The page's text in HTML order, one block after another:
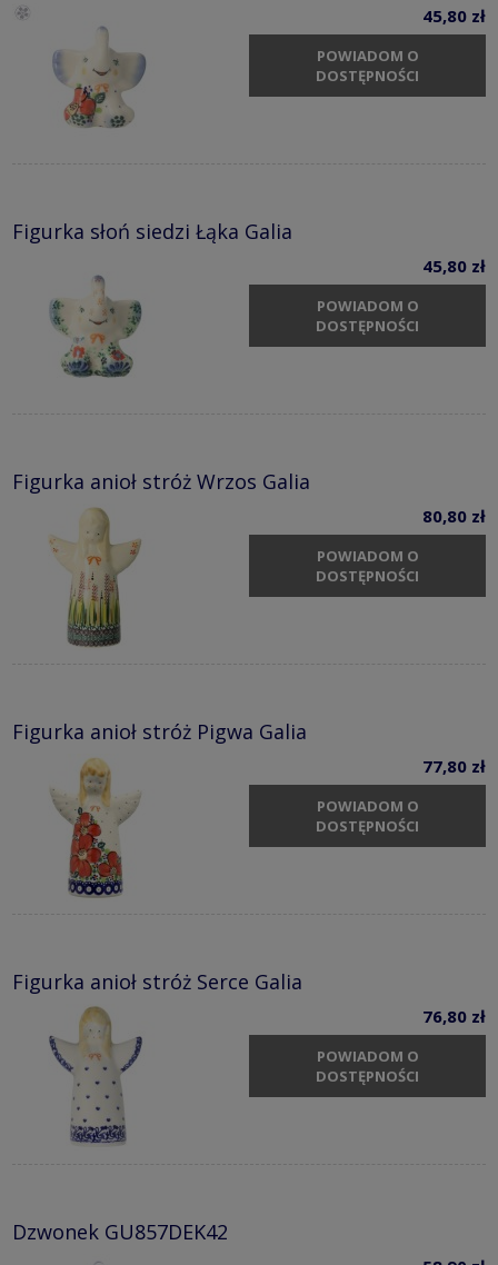
45,80 zł
POWIADOM O
DOSTĘPNOŚCI
Figurka słoń siedzi Łąka Galia
45,80 zł
POWIADOM O
DOSTĘPNOŚCI
Figurka anioł stróż Wrzos Galia
80,80 zł
POWIADOM O
DOSTĘPNOŚCI
Figurka anioł stróż Pigwa Galia
77,80 zł
POWIADOM O
DOSTĘPNOŚCI
Figurka anioł stróż Serce Galia
76,80 zł
POWIADOM O
DOSTĘPNOŚCI
Dzwonek GU857DEK42